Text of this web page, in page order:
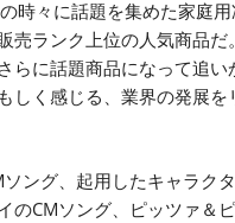
時々に話題を集めた家庭
売ランク上位の人気商品
らに話題商品になって追
しく感じる、業界の発展
ング、起用したキャラク
のCMソング、ピッツァ＆